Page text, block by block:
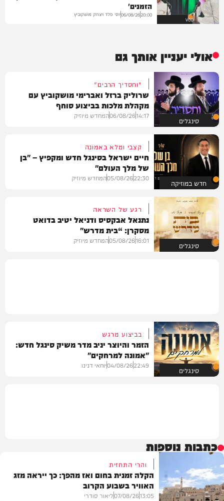
VOD
הזמנים'
20:00
06/08/26יוסי פלד ויצחק מושקוביץ
אולי יעניין אותך גם
סינגלים
"וחסדיך הרבים"
שרוליק ברזל ואברימי מושקוביץ עם
מקהלת מלכות בביצוע סוחף
14:17
06/08/26המחדש מיוזיק
חדש במוזיקה
קצבי ומלא באמונה
חיים ישראל בסינגל חדש ומקפיץ – "בן
של מלך העולם"
22:30
05/08/26המחדש מיוזיק
סינגלים
רגע של השראה
נתנאל אבקסיס ודניאל יטיב בדואט
מסקרן: “בית מדרש"
16:01
05/08/26המחדש מיוזיק
סינגלים
בביצוע מרגש
הזמר והיוצר יניב מדר משיק סינגל חדש:
"אמונה למרחקים"
22:49
04/08/26יוחאי דנינו
כתבות נוספות
והרי התחזית
הקלה זמנית בחום ואז מהפך: כך ייראה מזג
האוויר בשבוע הקרוב
13:05
07/08/26ליאור סודרי